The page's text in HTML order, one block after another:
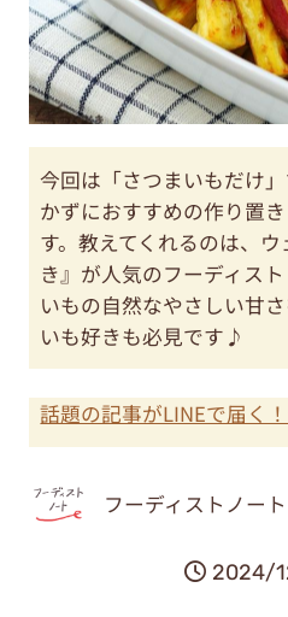
今回は「さつまいもだけ
かずにおすすめの作り置
す。教えてくれるのは、
き』が人気のフーディス
いもの自然なやさしい甘
いも好きも必見です♪
話題の記事がLINEで届く
フーディストノート
2024/